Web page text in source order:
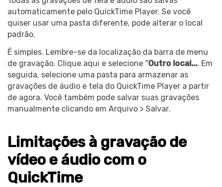
automaticamente pelo QuickTime Player. Se você
quiser usar uma pasta diferente, pode alterar o local
padrão.
É simples. Lembre-se da localização da barra de menu
de gravação. Clique aqui e selecione "Outro local.... Em
seguida, selecione uma pasta para armazenar as
gravações de áudio e tela do QuickTime Player a partir
de agora. Você também pode salvar suas gravações
manualmente clicando em Arquivo > Salvar.
Limitações à gravação de
vídeo e áudio com o
QuickTime